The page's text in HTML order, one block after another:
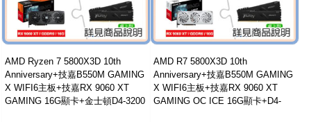
AMD Ryzen 7 5800X3D 10th
Anniversary+技嘉B550M GAMING
X WIFI6主板+技嘉RX 9060 XT
GAMING 16G顯卡+金士頓D4-3200
AMD R7 5800X3D 10th
Anniversary+技嘉B550M GAMING
X WIFI6主板+技嘉RX 9060 XT
GAMING OC ICE 16G顯卡+D4-